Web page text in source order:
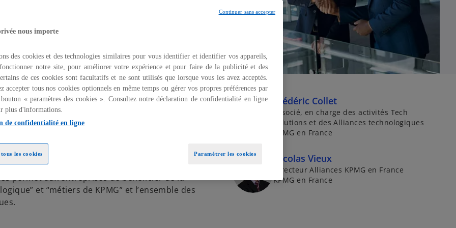
digitales, se succèdent toujours plus
d’assimiler ces changements
de transformation élevés (ESG, IA Générative, ...)
pour suivre le rythme.
, vitale, mais demandeuse en ressources, il
volets et faire preuve de l’agilité nécessaire
permet aux entreprises de bénéficier de la
et “métiers de KPMG” et l’ensemble des
Frédéric Collet
Associé, en charge des activités Tech
Solutions et des Alliances technologiques
KPMG en France
Nicolas Vieux
Directeur Alliances KPMG en France
KPMG en France
nous importe
des cookies et des technologies similaires pour vous identifier et identifier vos appareils,
notre site, pour améliorer votre expérience et pour faire de la publicité et des
de ces cookies sont facultatifs et ne sont utilisés que lorsque vous les avez acceptés.
accepter tous nos cookies optionnels en même temps ou gérer vos propres préférences par
« paramètres des cookies ». Consultez notre déclaration de confidentialité en ligne
plus d'informations.
de confidentialité en ligne
Paramétrer les cookies
les cookies
Continuer sans accepter